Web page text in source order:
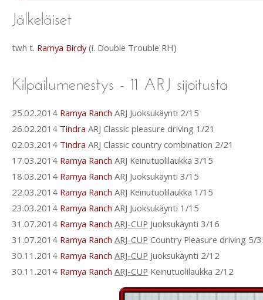
twh t. Ramya Birdy(i. Double Trouble RH)
25.02.2014 Ramya Ranch ARJ Juoksukäynti 2/15
26.02.2014 Tindra ARJ Classic pleasure driving 1/21
02.03.2014 Tindra ARJ Classic country combination 2/21
17.03.2014 Ramya Ranch ARJ Keinutuolilaukka 3/15
18.03.2014 Ramya Ranch ARJ Juoksukäynti 3/15
22.03.2014 Ramya Ranch ARJ Keinutuolilaukka 1/15
23.03.2014 Ramya Ranch ARJ Juoksukäynti 1/15
31.07.2014 Ramya Ranch ARJ-CUP Juoksukäynti 3/16
31.07.2014 Ramya Ranch ARJ-CUP Country Pleasure driving 5/
30.11.2014 Ramya Ranch ARJ-CUP Juoksukäynti 2/12
30.11.2014 Ramya Ranch ARJ-CUP Keinutuolilaukka 2/12